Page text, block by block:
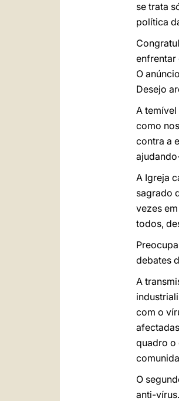
se trata
política
enfrentar
O
Desejo
A
como
contra a
A Igreja
sagrado
vezes
todos,
debates
A
com o
quadro o
O
anti-